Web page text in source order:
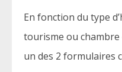
En fonction du type
tourisme ou chambre
un des 2 formulaires